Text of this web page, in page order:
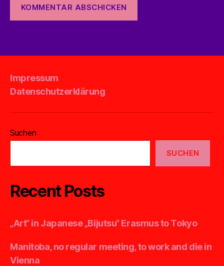
Impressum
Datenschutzerklärung
Suchen
SUCHEN
Recent Posts
„Art“ in Japanese „Bijutsu“ Erasmus to Tokyo
Manitoba, no regular meeting, to work and die in
Vienna